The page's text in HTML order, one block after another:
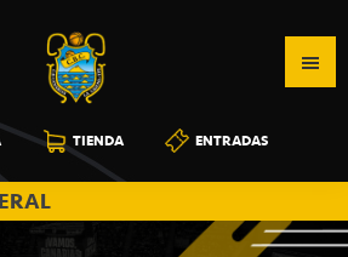
TIENDA ENTRADAS